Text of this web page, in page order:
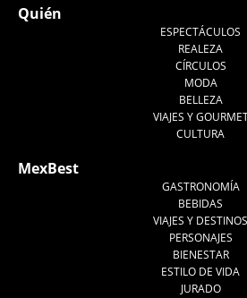
Quién
ESPECTÁCULOS
REALEZA
CÍRCULOS
MODA
BELLEZA
VIAJES Y
CULTURA
MexBest
GASTRONOMÍA
BEBIDAS
VIAJES Y DESTINOS
PERSONAJES
BIENESTAR
ESTILO DE VIDA
JURADO